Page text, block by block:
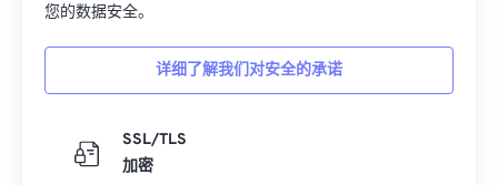
您的数据安全。
详细了解我们对安全的承诺
SSL/TLS
加密